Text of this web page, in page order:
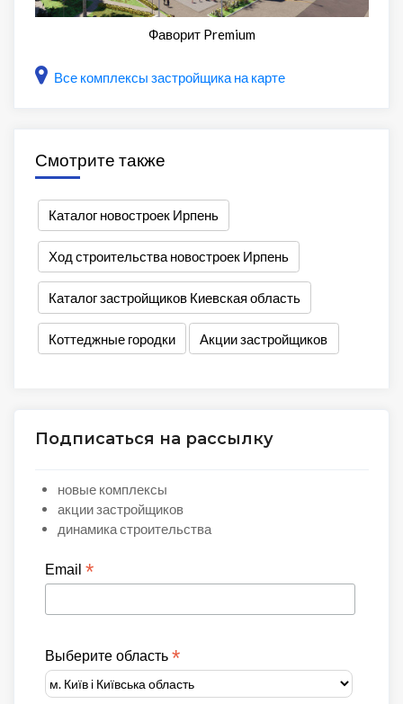
Фаворит Premium
Все комплексы застройщика на карте
Смотрите также
Каталог новостроек Ирпень
Ход строительства новостроек Ирпень
Каталог застройщиков Киевская область
Коттеджные городки Акции застройщиков
Подписаться на рассылку
новые комплексы
акции застройщиков
динамика строительства
Email *
Выберите область *